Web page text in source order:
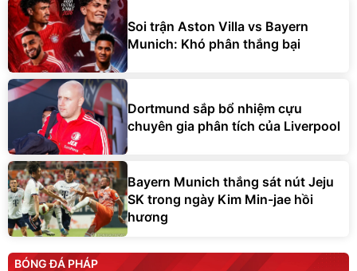
Soi trận Aston Villa vs Bayern
Munich: Khó phân thắng bại
Dortmund sắp bổ nhiệm cựu
chuyên gia phân tích của Liverpool
Bayern Munich thắng sát nút Jeju
SK trong ngày Kim Min-jae hồi
hương
BÓNG ĐÁ PHÁP